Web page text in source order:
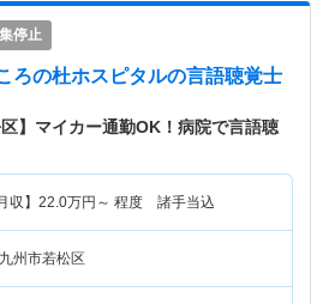
停止
ろの杜ホスピタルの言語聴覚士
区】マイカー通勤OK！病院で言語聴
収】 22.0万円～ 程度 諸手当込
州市若松区